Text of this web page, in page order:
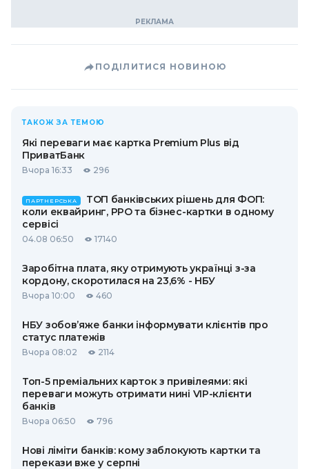
ПОДІЛИТИСЯ НОВИНОЮ
ТАКОЖ ЗА ТЕМОЮ
Які переваги має картка Premium Plus від
ПриватБанк
Вчора 16:33 296
ПАРТНЕРСЬКА
ТОП банківських рішень для ФОП:
коли еквайринг, РРО та бізнес-картки в одному
сервісі
04.08 06:50 17140
Заробітна плата, яку отримують українці з-за
кордону, скоротилася на 23,6% - НБУ
Вчора 10:00 460
НБУ зобов’яже банки інформувати клієнтів про
статус платежів
Вчора 08:02 2114
Топ-5 преміальних карток з привілеями: які
переваги можуть отримати нині VIP-клієнти
банків
Вчора 06:50 796
Нові ліміти банків: кому заблокують картки та
перекази вже у серпні